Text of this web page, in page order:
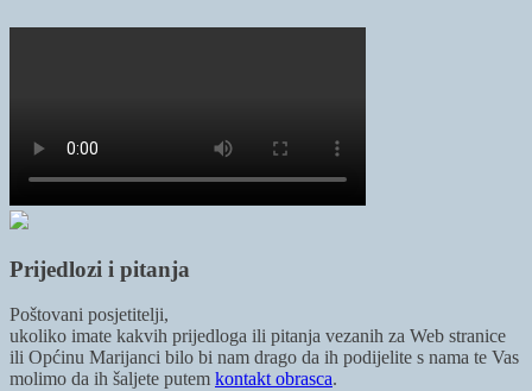
Prijedlozi i pitanja
Poštovani posjetitelji,
ukoliko imate kakvih prijedloga ili pitanja vezanih za Web stranice
ili Općinu Marijanci bilo bi nam drago da ih podijelite s nama te Vas
molimo da ih šaljete putem kontakt obrasca.